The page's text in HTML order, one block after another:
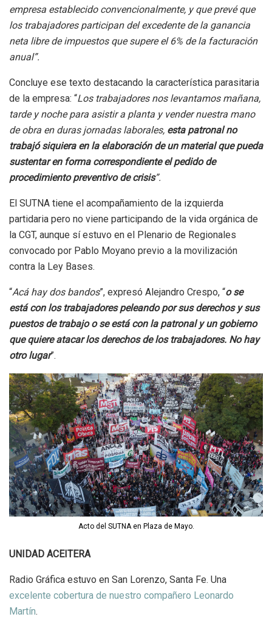
empresa establecido convencionalmente, y que prevé que
los trabajadores participan del excedente de la ganancia
neta libre de impuestos que supere el 6% de la facturación
anual”.
Concluye ese texto destacando la característica parasitaria
de la empresa: “Los trabajadores nos levantamos mañana,
tarde y noche para asistir a planta y vender nuestra mano
de obra en duras jornadas laborales, esta patronal no
trabajó siquiera en la elaboración de un material que pueda
sustentar en forma correspondiente el pedido de
procedimiento preventivo de crisis”.
El SUTNA tiene el acompañamiento de la izquierda
partidaria pero no viene participando de la vida orgánica de
la CGT, aunque sí estuvo en el Plenario de Regionales
convocado por Pablo Moyano previo a la movilización
contra la Ley Bases.
“Acá hay dos bandos”, expresó Alejandro Crespo, “o se
está con los trabajadores peleando por sus derechos y sus
puestos de trabajo o se está con la patronal y un gobierno
que quiere atacar los derechos de los trabajadores. No hay
otro lugar”.
Acto del SUTNA en Plaza de Mayo.
UNIDAD ACEITERA
Radio Gráfica estuvo en San Lorenzo, Santa Fe. Una
excelente cobertura de nuestro compañero Leonardo
Martín.